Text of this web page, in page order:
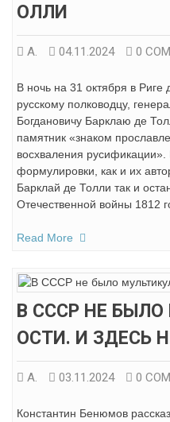
ОЛЛИ
А. 04.11.2024 0
В ночь на 31 октября в
русскому полководцу,
Богдановичу Барклаю де
памятник «знаком
восхваления
формулировки, как и их
Барклай де Толли так и
Отечественной войны 1812
Read More
В СССР НЕ
ОСТИ. И ЗДЕСЬ
А. 03.11.2024 0
Константин Бенюмов